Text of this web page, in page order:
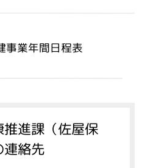
事業年間日程表
進課（佐屋保
連絡先